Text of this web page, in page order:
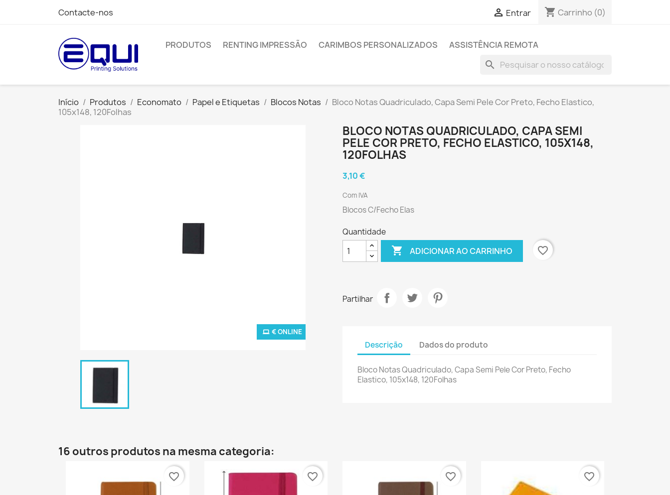
Contacte-nos  Entrar shopping_cart Carrinho (0)
PRODUTOS RENTING IMPRESSÃO CARIMBOS PERSONALIZADOS ASSISTÊNCIA REMOTA
search
Início Produtos Economato Papel e Etiquetas Blocos Notas
Bloco Notas Quadriculado, Capa Semi Pele Cor Preto, Fecho Elastico,
105x148, 120Folhas
€ ONLINE
BLOCO NOTAS QUADRICULADO, CAPA SEMI
PELE COR PRETO, FECHO ELASTICO, 105X148,
120FOLHAS
3,10 €
Com IVA
Blocos C/Fecho Elas
Quantidade
 ADICIONAR AO CARRINHO favorite_border
Partilhar
Descrição Dados do produto
Bloco Notas Quadriculado, Capa Semi Pele Cor Preto, Fecho
Elastico, 105x148, 120Folhas
16 outros produtos na mesma categoria:
favorite_border favorite_border favorite_border favorite_border